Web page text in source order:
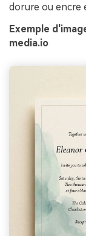
dorure ou encre
Exemple
media.io